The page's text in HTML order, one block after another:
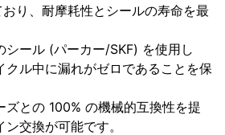
り、耐摩耗性とシールの寿命を最
シール (パーカー/SKF) を使用し
クル中に漏れがゼロであることを保
との 100% の機械的互換性を提
交換が可能です。